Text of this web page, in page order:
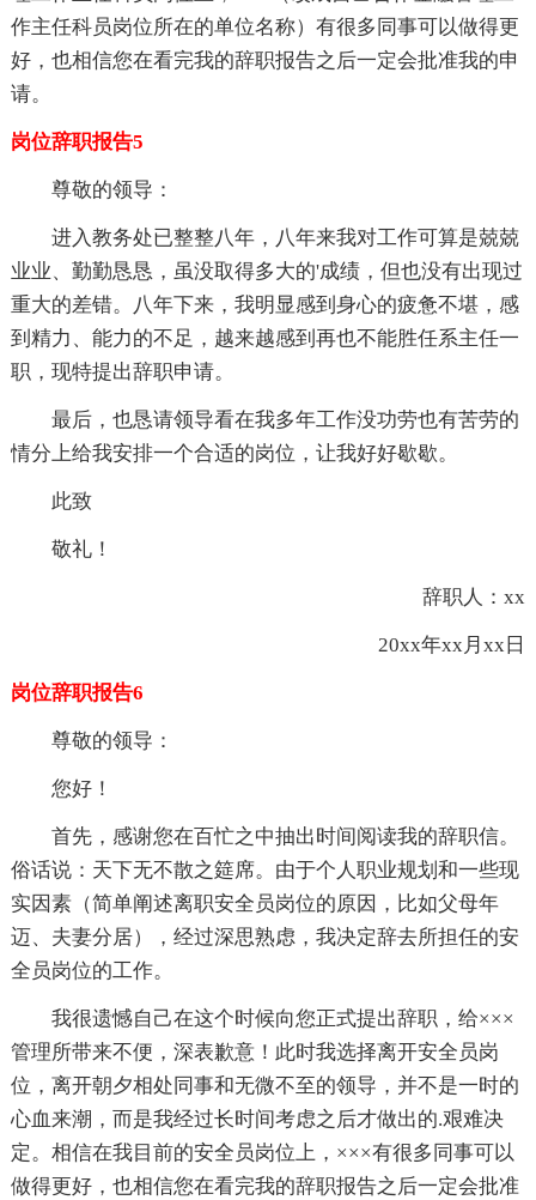
作主任科员岗位所在的单位名称）有很多同事可以做得更
好，也相信您在看完我的辞职报告之后一定会批准我的申
请。
岗位辞职报告5
尊敬的领导：
进入教务处已整整八年，八年来我对工作可算是兢兢
业业、勤勤恳恳，虽没取得多大的'成绩，但也没有出现过
重大的差错。八年下来，我明显感到身心的疲惫不堪，感
到精力、能力的不足，越来越感到再也不能胜任系主任一
职，现特提出辞职申请。
最后，也恳请领导看在我多年工作没功劳也有苦劳的
情分上给我安排一个合适的岗位，让我好好歇歇。
此致
敬礼！
辞职人：xx
20xx年xx月xx日
岗位辞职报告6
尊敬的领导：
您好！
首先，感谢您在百忙之中抽出时间阅读我的辞职信。
俗话说：天下无不散之筵席。由于个人职业规划和一些现
实因素（简单阐述离职安全员岗位的原因，比如父母年
迈、夫妻分居），经过深思熟虑，我决定辞去所担任的安
全员岗位的工作。
我很遗憾自己在这个时候向您正式提出辞职，给×××
管理所带来不便，深表歉意！此时我选择离开安全员岗
位，离开朝夕相处同事和无微不至的领导，并不是一时的
心血来潮，而是我经过长时间考虑之后才做出的.艰难决
定。相信在我目前的安全员岗位上，×××有很多同事可以
做得更好，也相信您在看完我的辞职报告之后一定会批准